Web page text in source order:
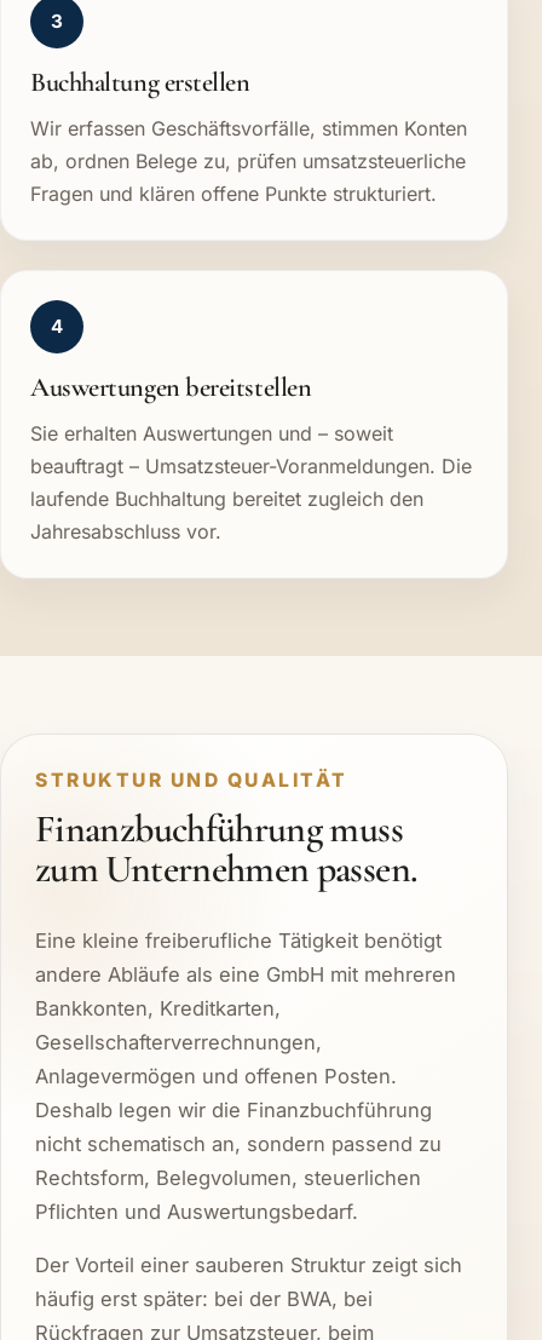
3
Buchhaltung erstellen
Wir erfassen Geschäftsvorfälle, stimmen Konten
ab, ordnen Belege zu, prüfen umsatzsteuerliche
Fragen und klären offene Punkte strukturiert.
4
Auswertungen bereitstellen
Sie erhalten Auswertungen und – soweit
beauftragt – Umsatzsteuer-Voranmeldungen. Die
laufende Buchhaltung bereitet zugleich den
Jahresabschluss vor.
STRUKTUR UND QUALITÄT
Finanzbuchführung muss
zum Unternehmen passen.
Eine kleine freiberufliche Tätigkeit benötigt
andere Abläufe als eine GmbH mit mehreren
Bankkonten, Kreditkarten,
Gesellschafterverrechnungen,
Anlagevermögen und offenen Posten.
Deshalb legen wir die Finanzbuchführung
nicht schematisch an, sondern passend zu
Rechtsform, Belegvolumen, steuerlichen
Pflichten und Auswertungsbedarf.
Der Vorteil einer sauberen Struktur zeigt sich
häufig erst später: bei der BWA, bei
Rückfragen zur Umsatzsteuer, beim